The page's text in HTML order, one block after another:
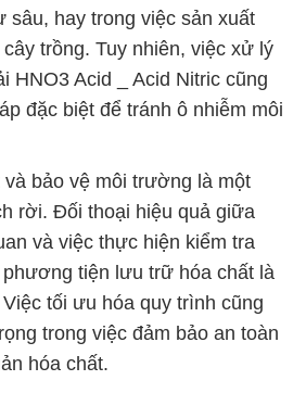
sâu, hay trong việc sản xuất
trồng. Tuy nhiên, việc xử lý
HNO3 Acid _ Acid Nitric cũng
đặc biệt để tránh ô nhiễm môi
và bảo vệ môi trường là một
rời. Đối thoại hiệu quả giữa
và việc thực hiện kiểm tra
tiện lưu trữ hóa chất là
tối ưu hóa quy trình cũng
trong việc đảm bảo an toàn
hóa chất.